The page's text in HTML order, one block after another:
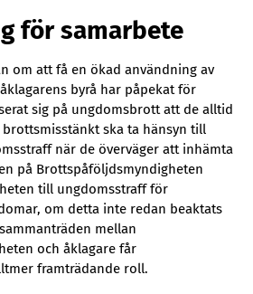
för samarbete
om att få en ökad användning av
byrå har påpekat för
sig på ungdomsbrott att de alltid
ska ta hänsyn till
när de överväger att inhämta
på Brottspåföljdsmyndigheten
till ungdomsstraff för
om detta inte redan beaktats
mellan
och åklagare får
framträdande roll.